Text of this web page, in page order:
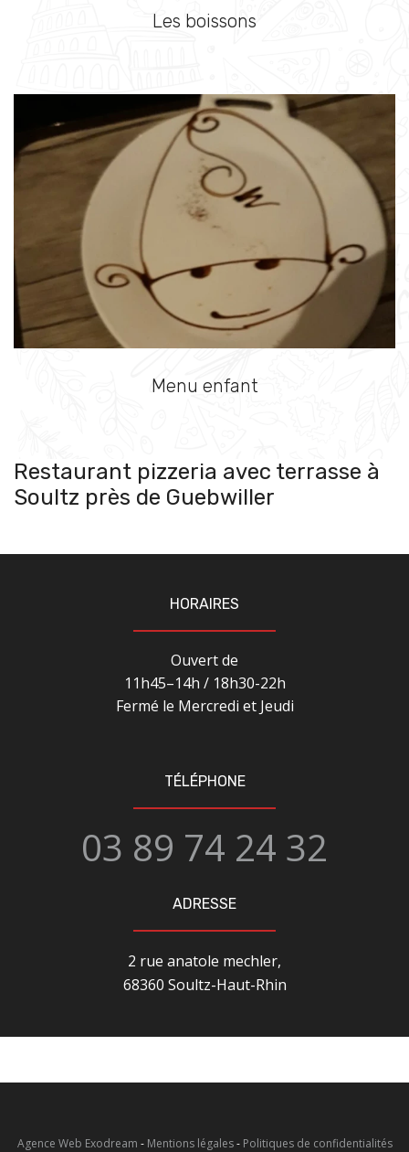
Les boissons
Menu enfant
Restaurant pizzeria avec terrasse à
Soultz près de Guebwiller
HORAIRES
Ouvert de
11h45–14h / 18h30-22h
Fermé le Mercredi et Jeudi
TÉLÉPHONE
03 89 74 24 32
ADRESSE
2 rue anatole mechler,
68360 Soultz-Haut-Rhin
Agence Web Exodream - Mentions légales- Politiques de confidentialités